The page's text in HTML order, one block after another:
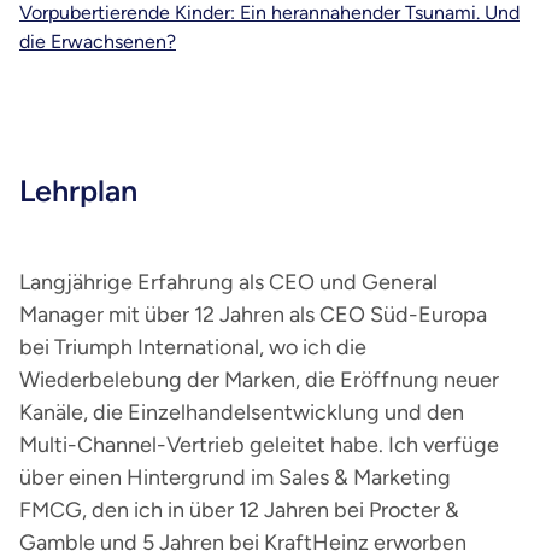
Vorpubertierende Kinder: Ein herannahender Tsunami. Und
die Erwachsenen?
Lehrplan
Langjährige Erfahrung als CEO und General
Manager mit über 12 Jahren als CEO Süd-Europa
bei Triumph International, wo ich die
Wiederbelebung der Marken, die Eröffnung neuer
Kanäle, die Einzelhandelsentwicklung und den
Multi-Channel-Vertrieb geleitet habe. Ich verfüge
über einen Hintergrund im Sales & Marketing
FMCG, den ich in über 12 Jahren bei Procter &
Gamble und 5 Jahren bei KraftHeinz erworben